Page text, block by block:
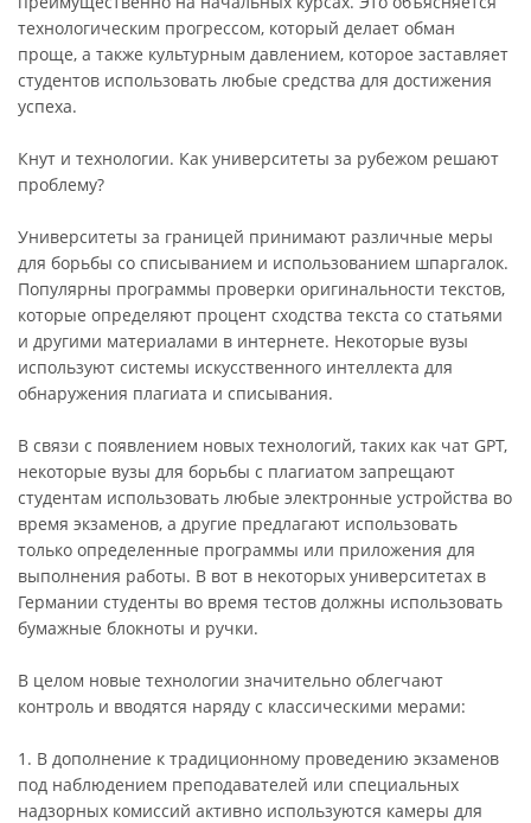
технологическим прогрессом, который делает обман
проще, а также культурным давлением, которое заставляет
студентов использовать любые средства для достижения
успеха.
Кнут и технологии. Как университеты за рубежом решают
проблему?
Университеты за границей принимают различные меры
для борьбы со списыванием и использованием шпаргалок.
Популярны программы проверки оригинальности текстов,
которые определяют процент сходства текста со статьями
и другими материалами в интернете. Некоторые вузы
используют системы искусственного интеллекта для
обнаружения плагиата и списывания.
В связи с появлением новых технологий, таких как чат GPT,
некоторые вузы для борьбы с плагиатом запрещают
студентам использовать любые электронные устройства во
время экзаменов, а другие предлагают использовать
только определенные программы или приложения для
выполнения работы. В вот в некоторых университетах в
Германии студенты во время тестов должны использовать
бумажные блокноты и ручки.
В целом новые технологии значительно облегчают
контроль и вводятся наряду с классическими мерами:
1. В дополнение к традиционному проведению экзаменов
под наблюдением преподавателей или специальных
надзорных комиссий активно используются камеры для